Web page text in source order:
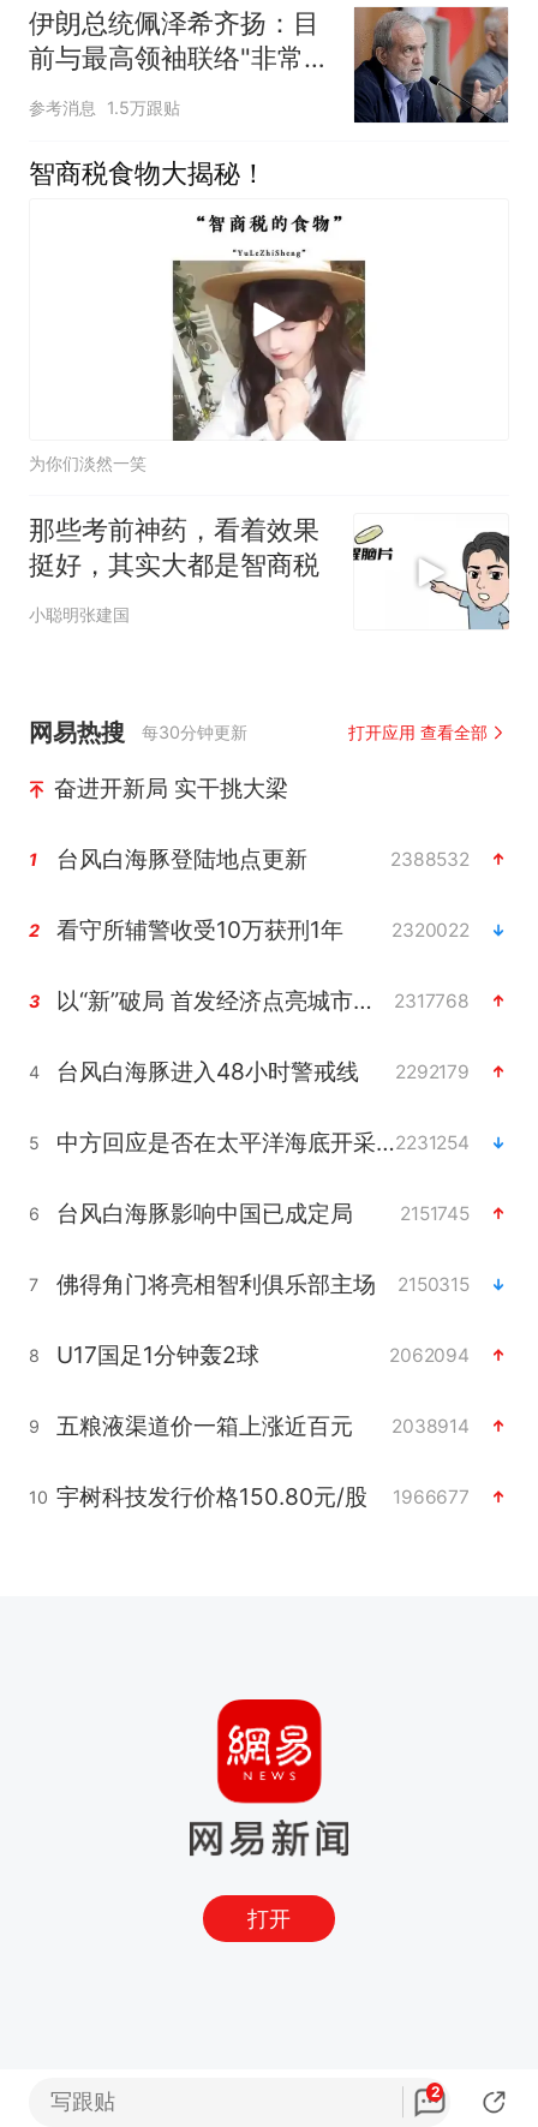
伊朗总统佩泽希齐扬：目
前与最高领袖联络"非常困
难"
参考消息 1.5万跟贴
智商税食物大揭秘！
为你们淡然一笑
那些考前神药，看着效果
挺好，其实大都是智商税
小聪明张建国
网易热搜 每30分钟更新 打开应用 查看全部
奋进开新局 实干挑大梁
1 台风白海豚登陆地点更新 2388532
2 看守所辅警收受10万获刑1年 2320022
3 以“新”破局 首发经济点亮城市消费活力 2317768
4 台风白海豚进入48小时警戒线 2292179
5 中方回应是否在太平洋海底开采稀土2231254
6 台风白海豚影响中国已成定局 2151745
7 佛得角门将亮相智利俱乐部主场 2150315
8 U17国足1分钟轰2球 2062094
9 五粮液渠道价一箱上涨近百元 2038914
10 宇树科技发行价格150.80元/股 1966677
打开
写跟贴 2